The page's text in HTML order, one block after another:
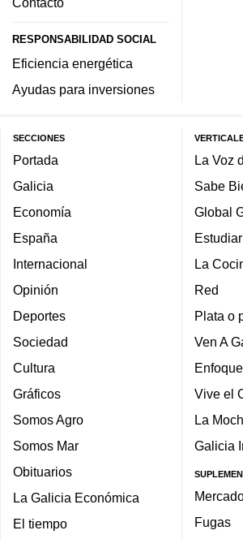
RESPONSABILIDAD SOCIAL
Eficiencia energética
Ayudas para inversiones
SECCIONES
Portada
Galicia
Economía
España
Internacional
Opinión
Deportes
Sociedad
Cultura
Gráficos
Somos Agro
Somos Mar
Obituarios
La Galicia Económica
El tiempo
La Voz
Sabe
Global
La
Red
Plata o
Ven A
Enfoque
Vive el
La
Galicia
Fugas